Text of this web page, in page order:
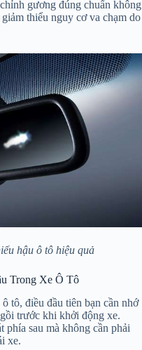
gương đúng chuẩn không
thiểu nguy cơ va chạm do
hậu ô tô hiệu quả
Trong Xe Ô Tô
tô, điều đầu tiên bạn cần nhớ
trước khi khởi động xe.
phía sau mà không cần phải
xe.